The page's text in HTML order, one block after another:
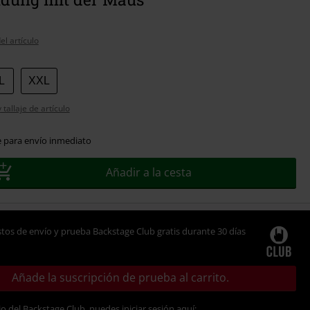
artículo
XXL
tallaje de artículo
para envío inmediato
Añadir a la cesta
de envío y prueba Backstage Club gratis durante 30 días
Añade la suscripción de prueba al carrito.